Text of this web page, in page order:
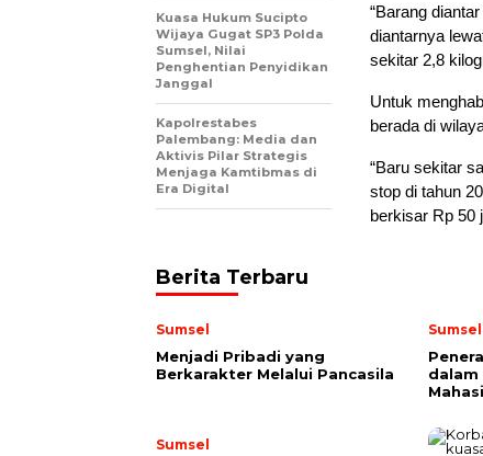
“Barang
diantarnya
sekitar 2,8
Untuk
berada di
“Baru sekitar
stop di tahun
berkisar Rp 50
Kuasa Hukum Sucipto
Wijaya Gugat SP3 Polda
Sumsel, Nilai
Penghentian Penyidikan
Janggal
Kapolrestabes
Palembang: Media dan
Aktivis Pilar Strategis
Menjaga Kamtibmas di
Era Digital
Berita Terbaru
Sumsel
Menjadi Pribadi yang
Berkarakter Melalui Pancasila
Sumsel
dalam
Sumsel